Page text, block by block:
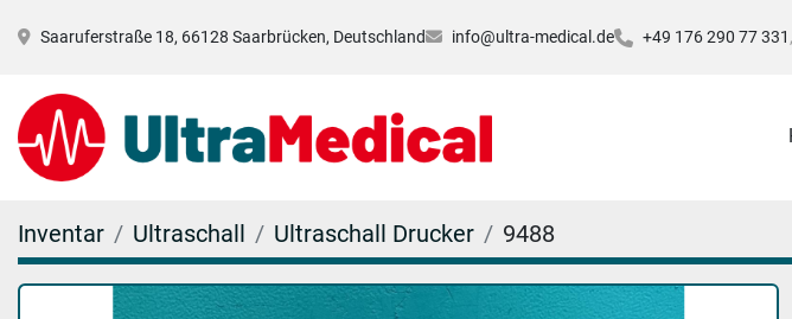
Saaruferstraße 18, 66128 Saarbrücken, Deutschland info@ultra-medical.de +49 176 290 77 331
Inventar Ultraschall Ultraschall Drucker 9488